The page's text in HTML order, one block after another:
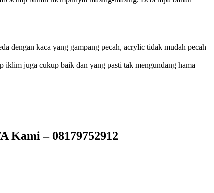
dengan kaca yang gampang pecah, acrylic tidak mudah pecah
iklim juga cukup baik dan yang pasti tak mengundang hama
Kami – 08179752912